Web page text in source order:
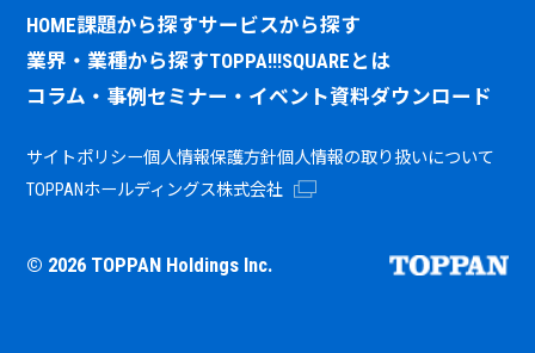
HOME課題から探すサービスから探す
業界・業種から探すTOPPA!!!SQUAREとは
コラム・事例セミナー・イベント資料ダウンロード
サイトポリシー個人情報保護方針個人情報の取り扱いについて
TOPPANホールディングス株式会社
© 2026 TOPPAN Holdings Inc.